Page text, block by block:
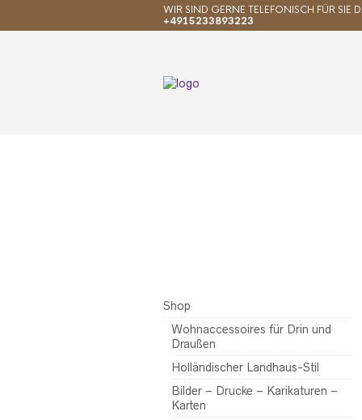
WIR SIND GERNE TELEFONISCH FÜR SIE
+4915233893223
Shop
Wohnaccessoires für Drin und
Draußen
Holländischer Landhaus-Stil
Bilder – Drucke – Karikaturen –
Karten